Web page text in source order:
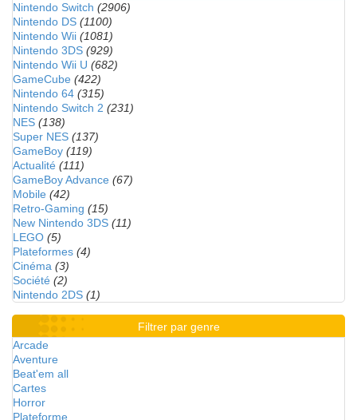
Nintendo Switch (2906)
Nintendo DS (1100)
Nintendo Wii (1081)
Nintendo 3DS (929)
Nintendo Wii U (682)
GameCube (422)
Nintendo 64 (315)
Nintendo Switch 2 (231)
NES (138)
Super NES (137)
GameBoy (119)
Actualité (111)
GameBoy Advance (67)
Mobile (42)
Retro-Gaming (15)
New Nintendo 3DS (11)
LEGO (5)
Plateformes (4)
Cinéma (3)
Société (2)
Nintendo 2DS (1)
Filtrer par genre
Arcade
Aventure
Beat'em all
Cartes
Horror
Plateforme